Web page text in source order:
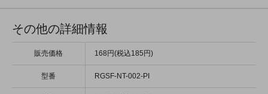
その他の詳細情報
販売価格 168円(税込185円)
型番 RGSF-NT-002-PI